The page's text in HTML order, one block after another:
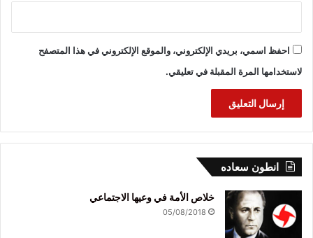
احفظ اسمي، بريدي الإلكتروني، والموقع الإلكتروني في هذا المتصفح
لاستخدامها المرة المقبلة في تعليقي.
انطون سعاده
خلاص الأمة في وعيها الاجتماعي
05/08/2018